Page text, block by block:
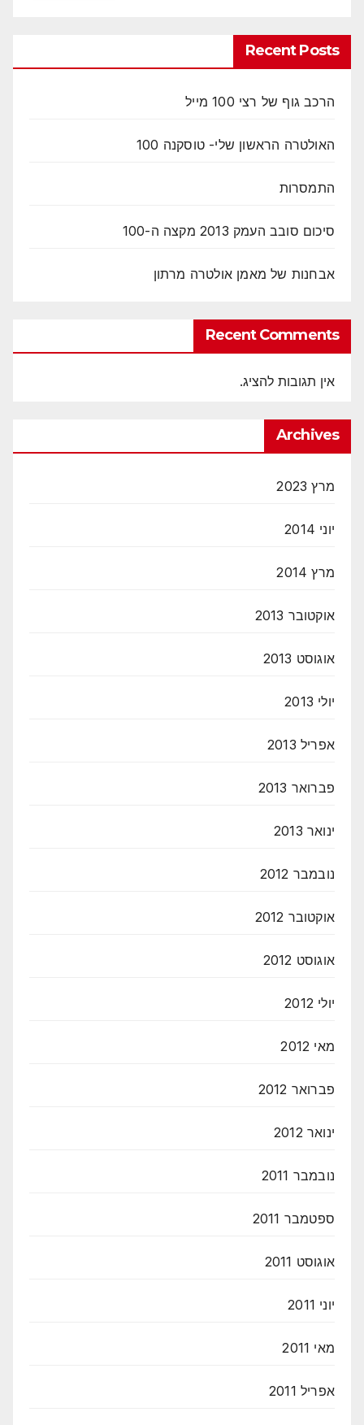
Recent Posts
הרכב גוף של רצי 100 מייל
האולטרה הראשון שלי- טוסקנה 100
התמסרות
סיכום סובב העמק 2013 מקצה ה-100
אבחנות של מאמן אולטרה מרתון
Recent Comments
אין תגובות להציג.
Archives
מרץ 2023
יוני 2014
מרץ 2014
אוקטובר 2013
אוגוסט 2013
יולי 2013
אפריל 2013
פברואר 2013
ינואר 2013
נובמבר 2012
אוקטובר 2012
אוגוסט 2012
יולי 2012
מאי 2012
פברואר 2012
ינואר 2012
נובמבר 2011
ספטמבר 2011
אוגוסט 2011
יוני 2011
מאי 2011
אפריל 2011